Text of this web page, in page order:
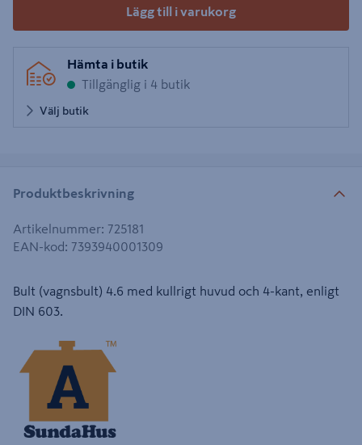
Lägg till i varukorg
Hämta i butik
Tillgänglig i 4 butik
Välj butik
Produktbeskrivning
Artikelnummer: 725181
EAN-kod: 7393940001309
Bult (vagnsbult) 4.6 med kullrigt huvud och 4-kant, enligt
DIN 603.